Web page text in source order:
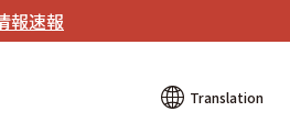
報速報
Translation